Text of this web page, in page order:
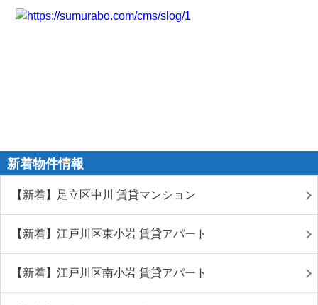
新着物件情報
【新着】足立区中川 賃貸マンション
【新着】江戸川区東小岩 賃貸アパート
【新着】江戸川区南小岩 賃貸アパート